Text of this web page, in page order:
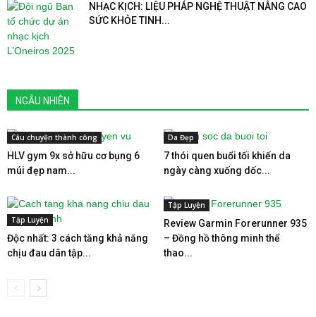
NHẠC KỊCH: LIỆU PHÁP NGHỆ THUẬT NÂNG CAO
SỨC KHỎE TINH...
NGẪU NHIÊN
Câu chuyện thành công
HLV gym 9x sở hữu cơ bụng 6
múi đẹp nam...
Da Đẹp
7 thói quen buổi tối khiến da
ngày càng xuống dốc...
Tập Luyện
Độc nhất: 3 cách tăng khả năng
chịu đau dân tập...
Tập Luyện
Review Garmin Forerunner 935
– Đồng hồ thông minh thể
thao...